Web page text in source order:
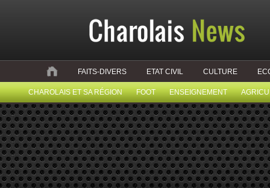
FAITS-DIVERS ETAT CIVIL CULTURE
CHAROLAIS ET SA RÉGION FOOT ENSEIGNEMENT